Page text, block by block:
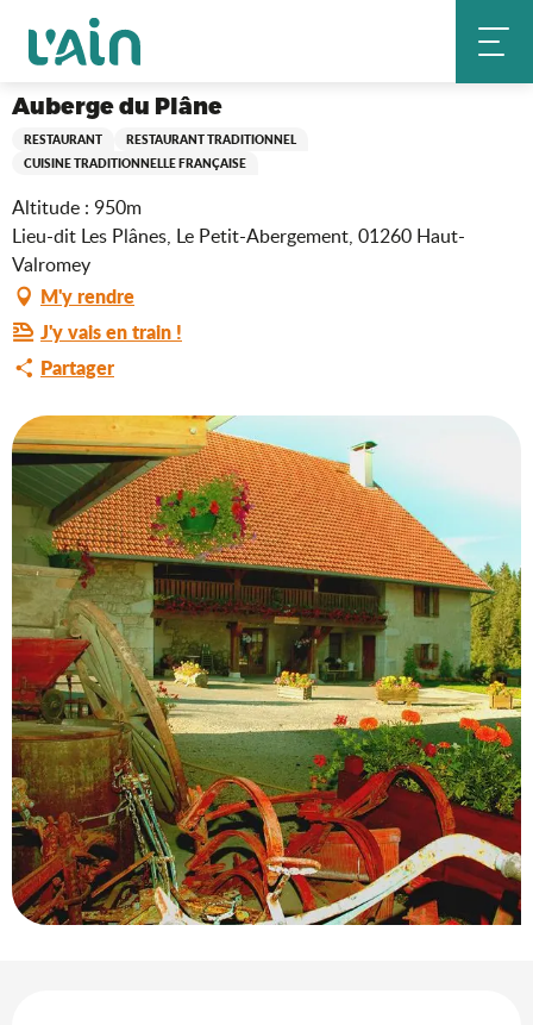
contenu
principal
Accueil Auberge du Plâne
Auberge du Plâne
RESTAURANT
RESTAURANT TRADITIONNEL
CUISINE TRADITIONNELLE FRANÇAISE
Altitude : 950m
Lieu-dit Les Plânes, Le Petit-Abergement, 01260 Haut-
Valromey
M'y rendre
J'y vais en train !
Partager